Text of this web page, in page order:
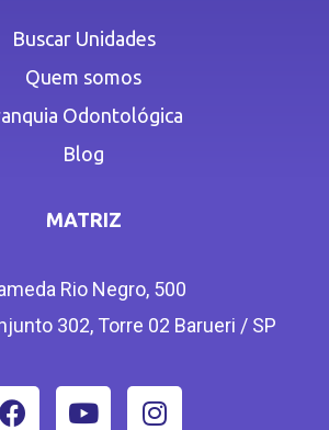
Buscar Unidades
Quem somos
Odontológica
Blog
MATRIZ
Rio Negro, 500
302, Torre 02 Barueri / SP